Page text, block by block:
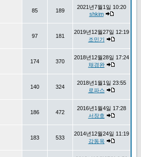
85 189
2021년7월1일 10:20
shkim
97 181
2019년12월27일 12:19
조민기
174 370
2018년12월28일 17:24
채경완
140 324
2018년1월1일 23:55
로파스
186 472
2016년1월4일 17:28
서장호
183 533
2014년12월24일 11:19
강동옥